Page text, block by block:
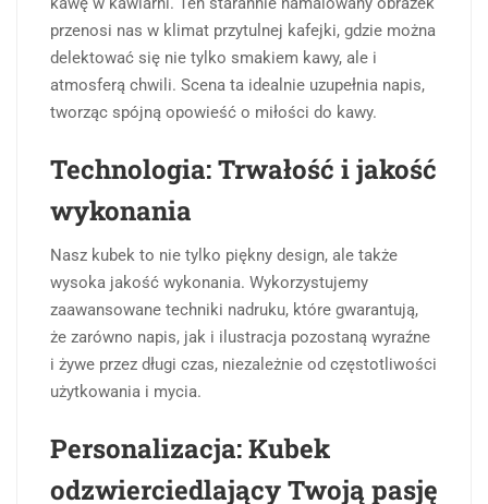
przenosi nas w klimat przytulnej kafejki, gdzie można
delektować się nie tylko smakiem kawy, ale i
atmosferą chwili. Scena ta idealnie uzupełnia napis,
tworząc spójną opowieść o miłości do kawy.
Technologia: Trwałość i jakość
wykonania
Nasz kubek to nie tylko piękny design, ale także
wysoka jakość wykonania. Wykorzystujemy
zaawansowane techniki nadruku, które gwarantują,
że zarówno napis, jak i ilustracja pozostaną wyraźne
i żywe przez długi czas, niezależnie od częstotliwości
użytkowania i mycia.
Personalizacja: Kubek
odzwierciedlający Twoją pasję